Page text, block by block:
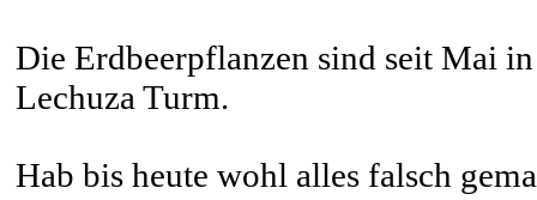
Die Erdbeerpflanzen sind seit Mai
Lechuza Turm.
Hab bis heute wohl alles falsch